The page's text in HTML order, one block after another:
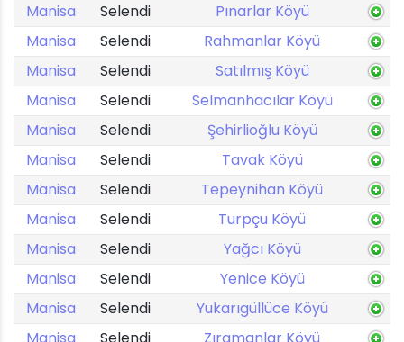
Manisa
Selendi
Pınarlar Köyü
Manisa
Selendi
Rahmanlar Köyü
Manisa
Selendi
Satılmış Köyü
Manisa
Selendi
Selmanhacılar Köyü
Manisa
Selendi
Şehirlioğlu Köyü
Manisa
Selendi
Tavak Köyü
Manisa
Selendi
Tepeynihan Köyü
Manisa
Selendi
Turpçu Köyü
Manisa
Selendi
Yağcı Köyü
Manisa
Selendi
Yenice Köyü
Manisa
Selendi
Yukarıgüllüce Köyü